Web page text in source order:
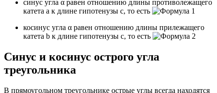
синус угла α равен отношению длины противолежащего
катета a к длине гипотенузы c, то есть
косинус угла α равен отношению длины прилежащего
катета b к длине гипотенузы c, то есть
Синус и косинус острого угла
треугольника
В прямоугольном треугольнике острые углы всегда находятся